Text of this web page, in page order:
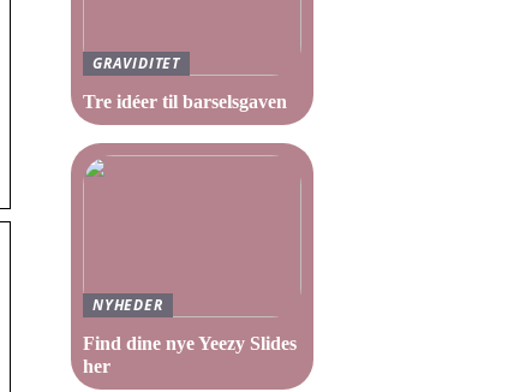
GRAVIDITET
Tre idéer til barselsgaven
NYHEDER
Find dine nye Yeezy Slides
her